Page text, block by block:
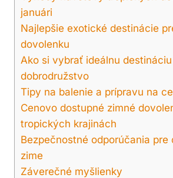
januári
Najlepšie exotické destinácie
dovolenku
Ako si vybrať ideálnu
dobrodružstvo
Tipy na balenie a prípravu na
Cenovo dostupné zimné
tropických krajinách
Bezpečnostné odporúčania pre
zime
Záverečné myšlienky